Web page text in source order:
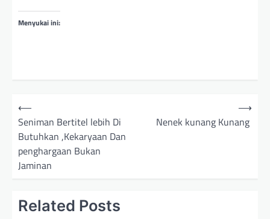
Menyukai ini:
N
g
⟵
Seniman Bertitel lebih Di
Butuhkan ,Kekaryaan Dan
penghargaan Bukan
Jaminan
Nenek kunang Kunang
⟶
Related Posts